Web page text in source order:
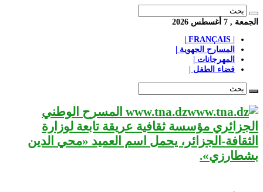
الجمعة , 7 أغسطس 2026
المسارح الجهوية |
المهرجانات |
فضاء الطفل |
www.tna.dz المسرح الوطني
الجزائري مؤسسة ثقافية عريقة تابعة لوزارة
الثقافة-الجزائر، يحمل اسم العميد «محي الدين
بشطارزي».